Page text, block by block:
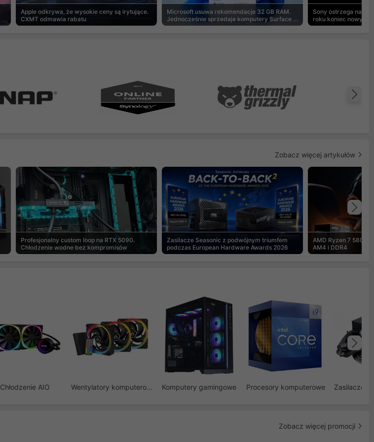
Apple odkrywa, że wysokie ceny są irytujące.
CXMT odmawia rabatu
Microsoft usuwa rekomendacje 32 GB RAM.
Jednocześnie sprzedaje komputery Surface z
8 GB
Sony ostrzega na
roku koniec nowych
Zobacz więcej artykułów
Profesjonalny custom loop na RTX 5090.
Chłodzenie wodne bez kompromisów
Zasilacze Seasonic z podwójnym triumfem
podczas European Hardware Awards 2026
AMD Ryzen 7
AM4 i DDR4
Chłodzenie AIO Wentylatory komputerowe Komputery gamingowe Procesory komputerowe Zasilacze
Zobacz więcej promocji